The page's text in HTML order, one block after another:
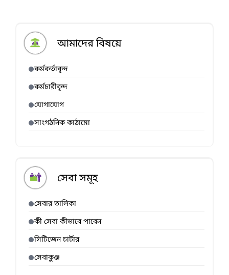
আমাদের বিষয়ে
কর্মকর্তাবৃন্দ
কর্মচারীবৃন্দ
যোগাযোগ
সাংগঠনিক কাঠামো
সেবা সমূহ
সেবার তালিকা
কী সেবা কীভাবে পাবেন
সিটিজেন চার্টার
সেবাকুঞ্জ